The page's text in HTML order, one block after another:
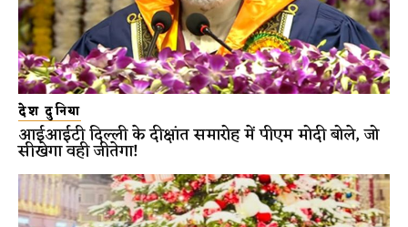
देश दुनिया
आईआईटी दिल्ली के दीक्षांत समारोह में पीएम मोदी बोले, जो
सीखेगा वही जीतेगा!